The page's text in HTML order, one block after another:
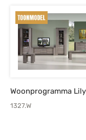
Woonprogramma Lily
1327.W